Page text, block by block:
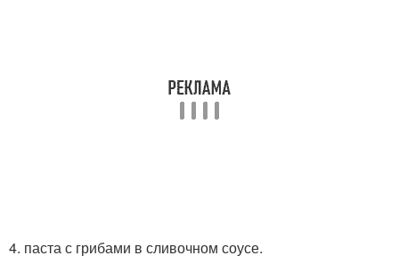
4. паста с грибами в сливочном соусе.